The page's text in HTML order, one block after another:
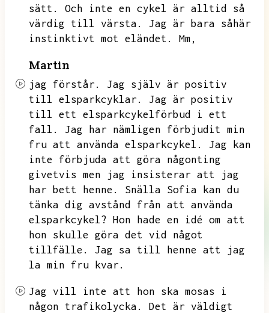
sätt.
Och inte en cykel är alltid så
värdig till värsta.
Jag är bara såhär
instinktivt mot eländet.
Mm,
Martin
jag förstår.
Jag själv är positiv
till elsparkcyklar.
Jag är positiv
till ett elsparkcykelförbud i ett
fall.
Jag har nämligen förbjudit min
fru att använda elsparkcykel.
Jag kan
inte förbjuda att göra någonting
givetvis men jag insisterar att jag
har bett henne.
Snälla Sofia kan du
tänka dig avstånd från att använda
elsparkcykel? Hon hade en idé om att
hon skulle göra det vid något
tillfälle.
Jag sa till henne att jag
la min fru kvar.
Jag vill inte att hon ska mosas i
någon trafikolycka.
Det är väldigt